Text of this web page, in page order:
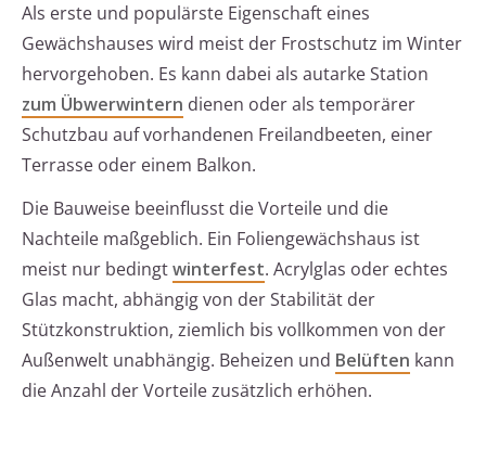
Als erste und populärste Eigenschaft eines
Gewächshauses wird meist der Frostschutz im Winter
hervorgehoben. Es kann dabei als autarke Station
zum Übwerwintern dienen oder als temporärer
Schutzbau auf vorhandenen Freilandbeeten, einer
Terrasse oder einem Balkon.
Die Bauweise beeinflusst die Vorteile und die
Nachteile maßgeblich. Ein Foliengewächshaus ist
meist nur bedingtwinterfest. Acrylglas oder echtes
Glas macht, abhängig von der Stabilität der
Stützkonstruktion, ziemlich bis vollkommen von der
Außenwelt unabhängig. Beheizen und Belüften kann
die Anzahl der Vorteile zusätzlich erhöhen.